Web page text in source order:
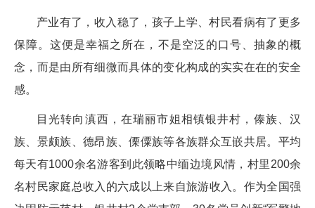
产业有了，收入稳了，孩子上学、村民看病有了更多
保障。这便是幸福之所在，不是空泛的口号、抽象的概
念，而是由所有细微而具体的变化构成的实实在在的安全
感。
目光转向滇西，在瑞丽市姐相镇银井村，傣族、汉
族、景颇族、德昂族、傈僳族等各族群众互嵌共居。平均
每天有1000余名游客到此领略中缅边境风情，村里200余
名村民家庭总收入的六成以上来自旅游收入。作为全国强